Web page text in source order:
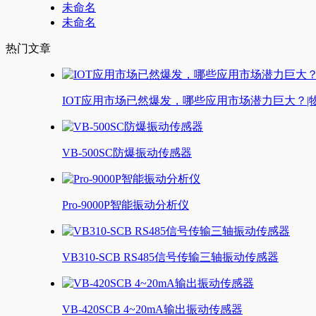
未命名
未命名
热门文章
IOT应用市场已然爆发，哪些应用市场潜力巨大？|
VB-500SC防爆振动传感器
Pro-9000P智能振动分析仪
VB310-SCB RS485信号传输三轴振动传感器
VB-420SCB 4~20mA输出振动传感器